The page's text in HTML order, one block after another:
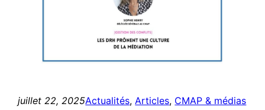
juillet 22, 2025Actualités, Articles, CMAP & médias